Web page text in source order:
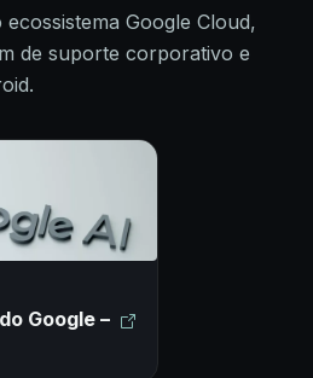
ecossistema Google Cloud,
de suporte corporativo e
Google –